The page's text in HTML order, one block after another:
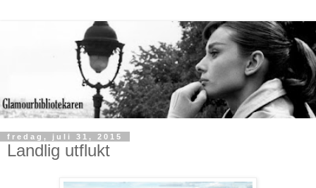
fredag, juli 31, 2015
Landlig utflukt